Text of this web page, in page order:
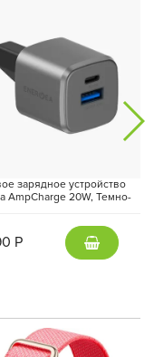
систему мониторинга
уровня кислорода
и антиоксидантов.
нагрузки позволяет
системы,
Кроме того,
апноэ во
зарядное устройство
AmpCharge 20W, Темно-
Р